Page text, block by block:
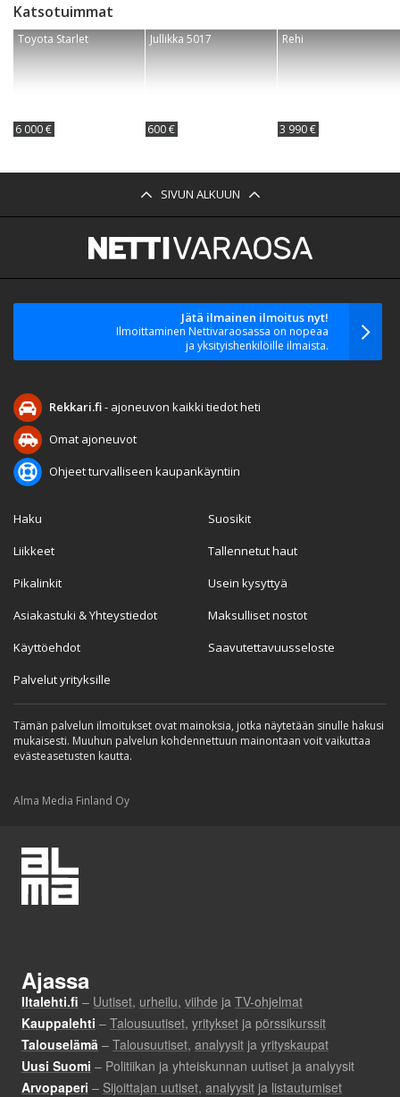
Katsotuimmat
Toyota Starlet
6 000 €
Jullikka 5017
600 €
Rehi
3 990 €
SIVUN ALKUUN
Jätä ilmainen ilmoitus nyt!
Ilmoittaminen Nettivaraosassa on nopeaa
ja yksityishenkilöille ilmaista.
Rekkari.fi- ajoneuvon kaikki tiedot heti
Omat ajoneuvot
Ohjeet turvalliseen kaupankäyntiin
Haku
Liikkeet
Pikalinkit
Asiakastuki & Yhteystiedot
Käyttöehdot
Palvelut yrityksille
Suosikit
Tallennetut haut
Usein kysyttyä
Maksulliset nostot
Saavutettavuusseloste
Tämän palvelun ilmoitukset ovat mainoksia, jotka näytetään sinulle hakusi
mukaisesti. Muuhun palvelun kohdennettuun mainontaan voit vaikuttaa
evästeasetusten kautta.
Alma Media Finland Oy